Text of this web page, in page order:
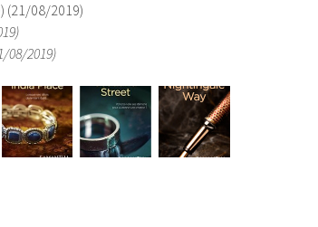
(21/08/2019)
08/2019)